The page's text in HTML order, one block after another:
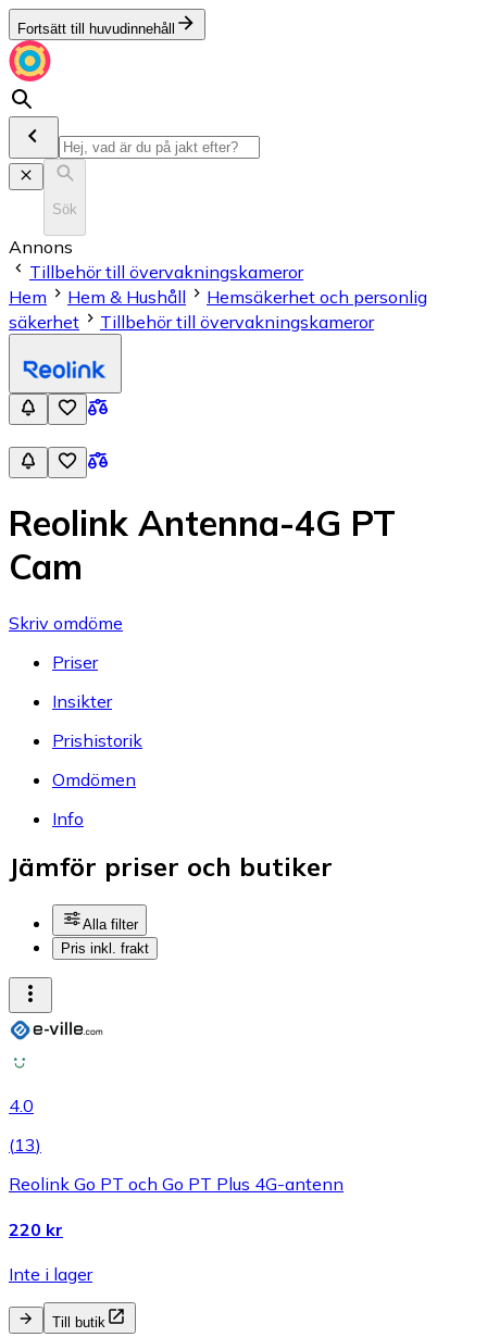
Fortsätt till huvudinnehåll
Sök
Annons
Tillbehör till övervakningskameror
Hem
Hem & Hushåll
Hemsäkerhet och personlig
säkerhet
Tillbehör till övervakningskameror
Reolink Antenna-4G PT
Cam
Skriv omdöme
Priser
Insikter
Prishistorik
Omdömen
Info
Jämför priser och butiker
Alla filter
Pris inkl. frakt
4.0
(13)
Reolink Go PT och Go PT Plus 4G-antenn
220 kr
Inte i lager
Till butik